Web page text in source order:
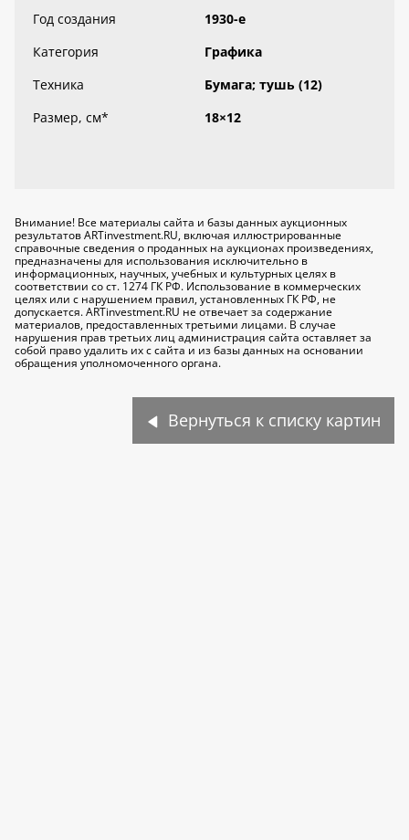
Год создания
1930-е
Категория
Графика
Техника
Бумага; тушь (12)
Размер, см* 18×12
Внимание! Все материалы сайта и базы данных аукционных
результатов ARTinvestment.RU, включая иллюстрированные
справочные сведения о проданных на аукционах произведениях,
предназначены для использования исключительно в
информационных, научных, учебных и культурных целях в
соответствии со ст. 1274 ГК РФ. Использование в коммерческих
целях или с нарушением правил, установленных ГК РФ, не
допускается. ARTinvestment.RU не отвечает за содержание
материалов, предоставленных третьими лицами. В случае
нарушения прав третьих лиц администрация сайта оставляет за
собой право удалить их с сайта и из базы данных на основании
обращения уполномоченного органа.
Вернуться к списку картин